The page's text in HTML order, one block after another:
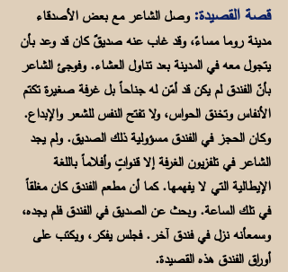
قصة القصيدة:وصل الشاعر مع بعض الأصدقاء
مدينة روما مساءً، وقد غاب عنه صديقٌ كان قد وعد بأن
يتجول معه في المدينة بعد تناول العشاء. وفوجئ الشاعر
بأنّ الفندق لم يكن قد أمّن له جناحاً بل غرفة صغيرة تكتم
الأنفاس وتخنق الحواس، ولا تفتح النفس للشعر والإبداع.
وكان الحجز في الفندق مسؤولية ذلك الصديق. ولم يجد
الشاعر في تلفزيون الغرفة إلا قنواتٍ وأفلاماً باللغة
الإيطالية التي لا يفهمها. كما أن مطعم الفندق كان مغلقاً
في تلك الساعة. وبحث عن الصديق في الفندق فلم يجده،
وسمعأنه نزل في فندق آخر. فجلس يفكر، ويكتب على
أوراق الفندق هذه القصيدة.